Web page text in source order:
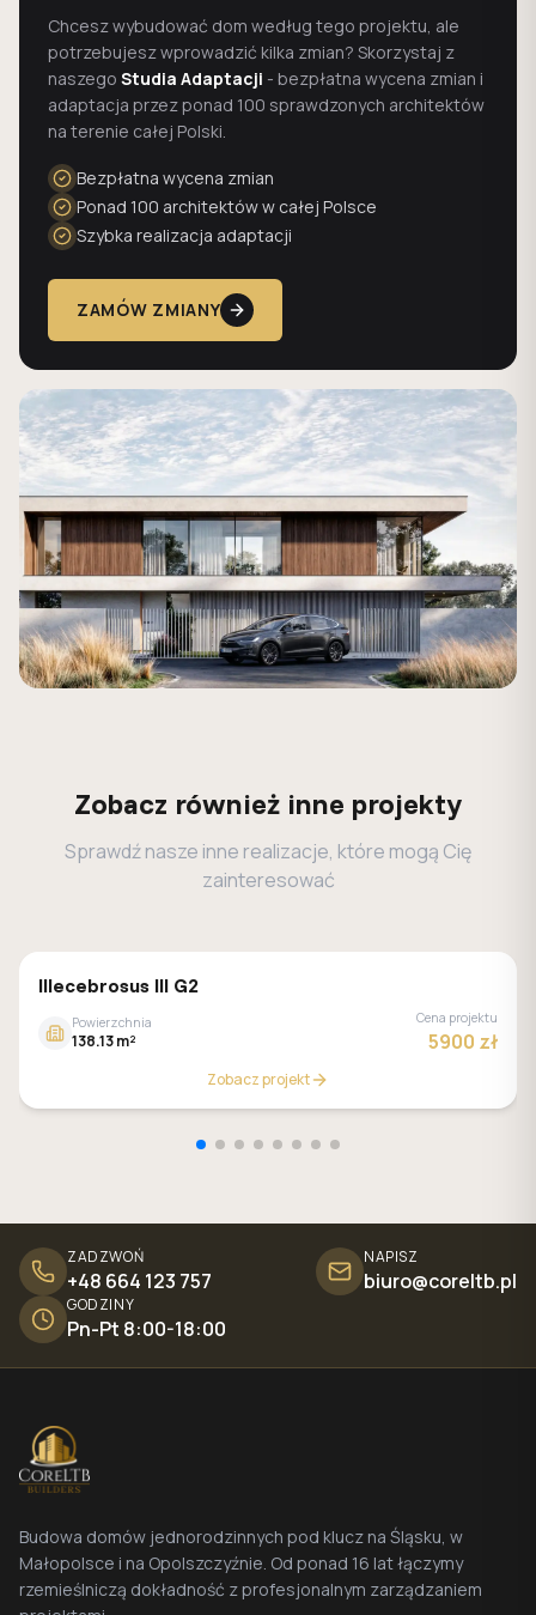
Chcesz wybudować dom według tego projektu, ale
potrzebujesz wprowadzić kilka zmian? Skorzystaj z
naszego Studia Adaptacji - bezpłatna wycena zmian i
adaptacja przez ponad 100 sprawdzonych architektów
na terenie całej Polski.
Bezpłatna wycena zmian
Ponad 100 architektów w całej Polsce
Szybka realizacja adaptacji
ZAMÓW ZMIANY
Zobacz również inne projekty
Sprawdź nasze inne realizacje, które mogą Cię
zainteresować
MALACHIT
Illecebrosus III G2
Powierzchnia
138.13 m²
Cena projektu
5900 zł
Zobacz projekt
ZADZWOŃ
+48 664 123 757
NAPISZ
biuro@coreltb.pl
GODZINY
Pn-Pt 8:00-18:00
Budowa domów jednorodzinnych pod klucz na Śląsku, w
Małopolsce i na Opolszczyźnie. Od ponad 16 lat łączymy
rzemieślniczą dokładność z profesjonalnym zarządzaniem